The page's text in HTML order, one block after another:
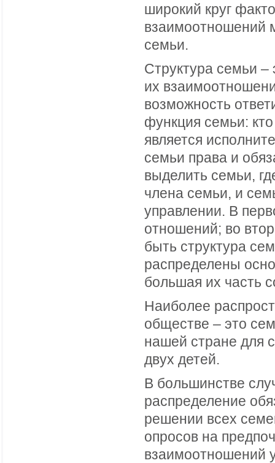
широкий круг
взаимоотношений
семьи.
Структура семьи –
их
возможность
функция семьи:
является
семьи права и
выделить семьи,
члена семьи, и
управлении. В
отношений; во
быть структура
распределены
большая их часть
Наиболее
обществе – это
нашей стране для
двух детей.
В большинстве
распределение
решении всех
опросов на
взаимоотношений